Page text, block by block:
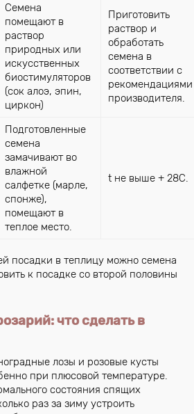
Семена
помещают в
раствор
природных или
искусственных
биостимуляторов
(сок алоэ, эпин,
циркон)
Приготовить
раствор и
обработать
семена в
соответствии с
рекомендациями
производителя.
Подготовленные
семена
замачивают во
влажной
салфетке (марле,
спонже),
помещают в
теплое место.
t не выше + 28С.
посадки в теплицу можно семена
к посадке со второй половины
что сделать в
лозы и розовые кусты
при плюсовой температуре.
состояния спящих
раз за зиму устроить